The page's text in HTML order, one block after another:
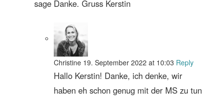
sage Danke. Gruss Kerstin
Christine 19. September 2022 at 10:03 Reply
Hallo Kerstin! Danke, ich denke, wir
haben eh schon genug mit der MS zu tun